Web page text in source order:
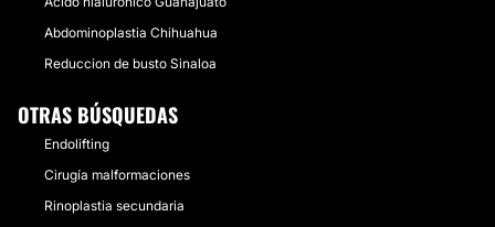
Abdominoplastia Chihuahua
Reduccion de busto Sinaloa
OTRAS BÚSQUEDAS
Endolifting
Cirugía malformaciones
Rinoplastia secundaria